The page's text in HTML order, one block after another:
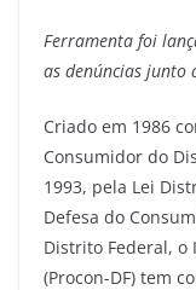
Ferramenta foi
as denúncias junto
Criado em 1986
Consumidor do
1993, pela Lei
Defesa do
Distrito Federal, o
(Procon-DF) tem